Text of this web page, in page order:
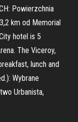
Powierzchnia
km od Memorial
hotel is 5
The Viceroy,
lunch and
Wybrane
Urbanista,